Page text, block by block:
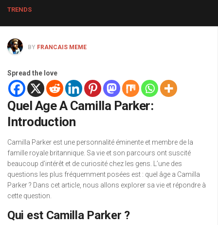
TRENDS
BY FRANCAIS MEME
Spread the love
Quel Age A Camilla Parker:
Introduction
Camilla Parker est une personnalité éminente et membre de la
famille royale britannique. Sa vie et son parcours ont suscité
beaucoup d’intérêt et de curiosité chez les gens. L’une des
questions les plus fréquemment posées est : quel âge a Camilla
Parker ? Dans cet article, nous allons explorer sa vie et répondre à
cette question.
Qui est Camilla Parker ?